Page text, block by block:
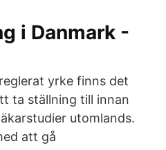
i Danmark -
yrke finns det
ta ställning till innan
utomlands.
att gå